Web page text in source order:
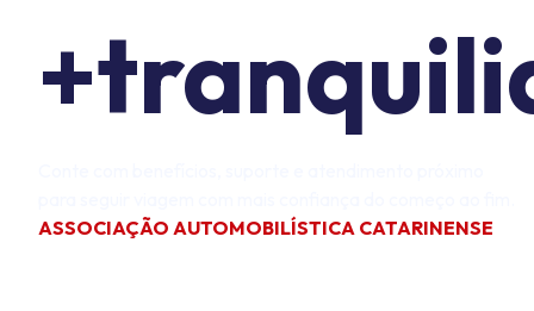
ASSOCIAÇÃO AUTOMOBILÍSTICA CATARINENSE